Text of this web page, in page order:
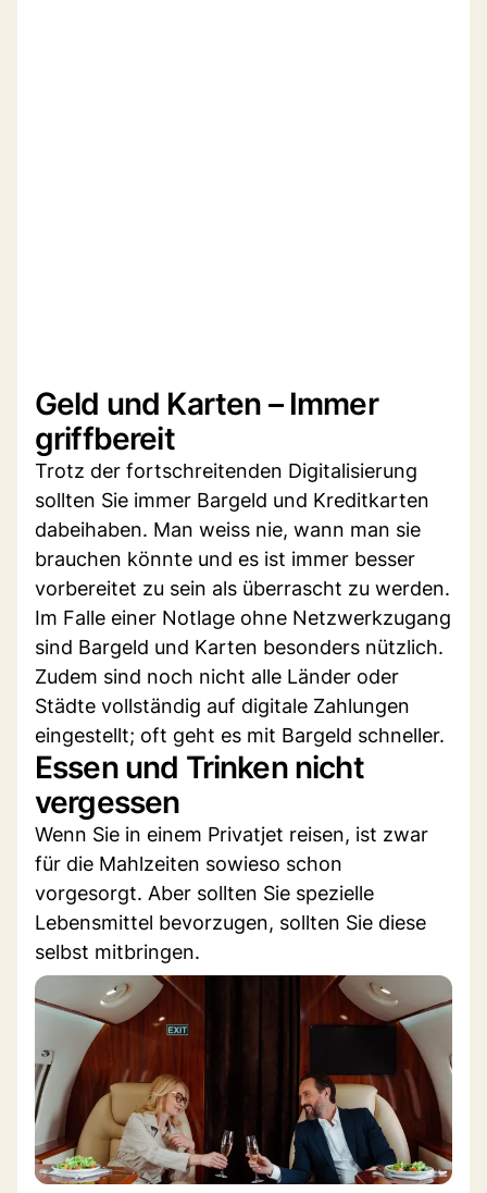
Geld und Karten – Immer
griffbereit
Trotz der fortschreitenden Digitalisierung
sollten Sie immer Bargeld und Kreditkarten
dabeihaben. Man weiss nie, wann man sie
brauchen könnte und es ist immer besser
vorbereitet zu sein als überrascht zu werden.
Im Falle einer Notlage ohne Netzwerkzugang
sind Bargeld und Karten besonders nützlich.
Zudem sind noch nicht alle Länder oder
Städte vollständig auf digitale Zahlungen
eingestellt; oft geht es mit Bargeld schneller.
Essen und Trinken nicht
vergessen
Wenn Sie in einem Privatjet reisen, ist zwar
für die Mahlzeiten sowieso schon
vorgesorgt. Aber sollten Sie spezielle
Lebensmittel bevorzugen, sollten Sie diese
selbst mitbringen.